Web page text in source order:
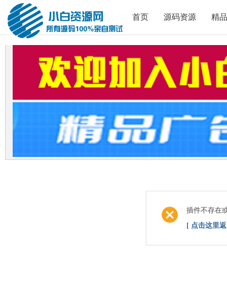
首页 源码资源 精
插件不存在
[ 点击这里